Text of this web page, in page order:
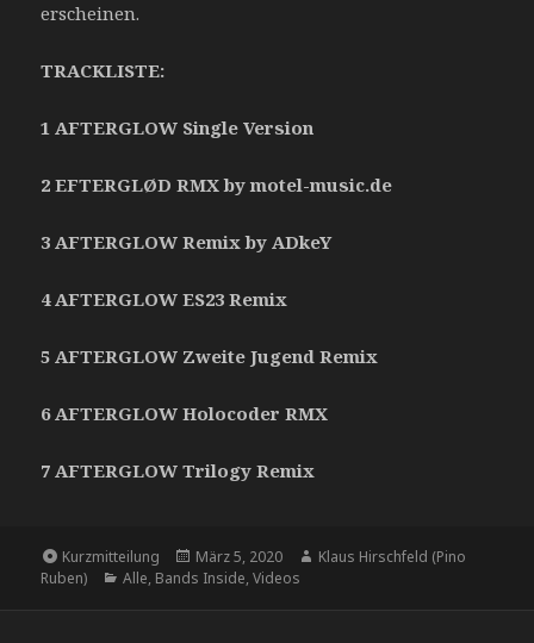
erscheinen.
TRACKLISTE:
1 AFTERGLOW Single Version
2 EFTERGLØD RMX by motel-music.de
3 AFTERGLOW Remix by ADkeY
4 AFTERGLOW ES23 Remix
5 AFTERGLOW Zweite Jugend Remix
6 AFTERGLOW Holocoder RMX
7 AFTERGLOW Trilogy Remix
Format
Kurzmitteilung
Veröffentlicht
am
März 5, 2020 Autor
Klaus Hirschfeld (Pino
Ruben)
Kategorien
Alle, Bands Inside,Videos